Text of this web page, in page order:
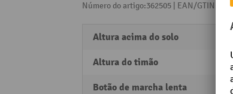
Número do artigo:362505 | EAN/
Altura acima do solo
Altura do timão
Botão de marcha lenta